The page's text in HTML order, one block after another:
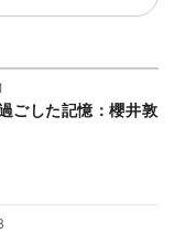
ごした記憶：櫻井敦